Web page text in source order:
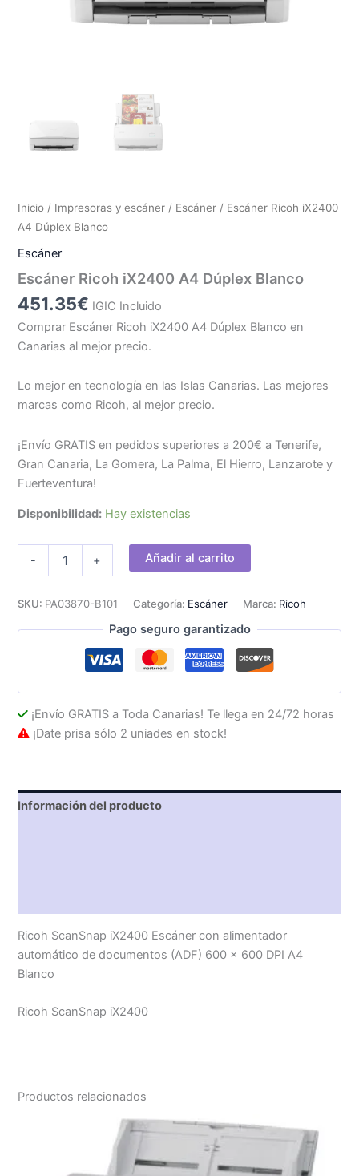
Inicio / Impresoras y escáner / Escáner / Escáner Ricoh iX2400
A4 Dúplex Blanco
Escáner
Escáner Ricoh iX2400 A4 Dúplex Blanco
451.35€ IGIC Incluido
Comprar Escáner Ricoh iX2400 A4 Dúplex Blanco en
Canarias al mejor precio.
Lo mejor en tecnología en las Islas Canarias. Las mejores
marcas como Ricoh, al mejor precio.
¡Envío GRATIS en pedidos superiores a 200€ a Tenerife,
Gran Canaria, La Gomera, La Palma, El Hierro, Lanzarote y
Fuerteventura!
Disponibilidad: Hay existencias
-
A4
Blanco
+ Añadir al carrito
SKU: PA03870-B101 Categoría: Escáner Marca: Ricoh
Pago seguro garantizado
¡Envío GRATIS a Toda Canarias! Te llega en 24/72 horas
¡Date prisa sólo 2 uniades en stock!
Información del producto
Ricoh ScanSnap iX2400 Escáner con alimentador
automático de documentos (ADF) 600 x 600 DPI A4
Blanco
Ricoh ScanSnap iX2400
Productos relacionados